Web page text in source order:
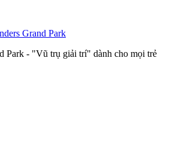
Grand Park
Park - "Vũ trụ giải trí" dành cho mọi trẻ